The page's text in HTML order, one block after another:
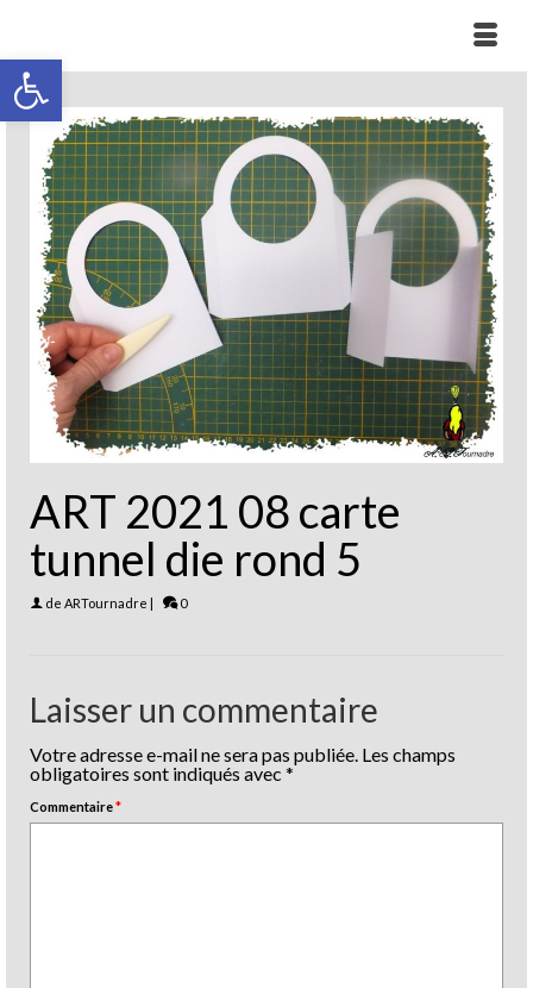
Ouvrir la barre d’outils
ART 2021 08 carte
tunnel die rond 5
de ARTournadre | 0
Laisser un commentaire
Votre adresse e-mail ne sera pas publiée. Les champs
obligatoires sont indiqués avec *
Commentaire*